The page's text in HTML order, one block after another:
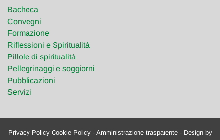
Bacheca
Convegni
Formazione
Riflessioni e Spiritualità
Pillole di spiritualità
Pellegrinaggi e soggiorni
Pubblicazioni
Servizi
Privacy Policy Cookie Policy- Amministrazione trasparente - Design by